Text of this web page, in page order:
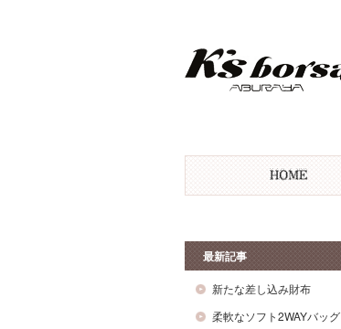
最新記事
新たな差し込み財布
柔軟なソフト2WAYバッグ